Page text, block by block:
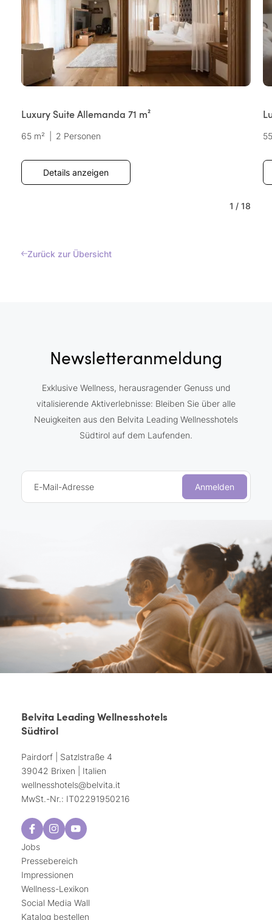
Luxury Suite Allemanda 71 m²
65 m² 2 Personen
Details anzeigen
1 / 18
Zurück zur Übersicht
Newsletteranmeldung
Exklusive Wellness, herausragender Genuss und
vitalisierende Aktiverlebnisse: Bleiben Sie über alle
Neuigkeiten aus den Belvita Leading Wellnesshotels
Südtirol auf dem Laufenden.
E-Mail-Adresse Anmelden
Belvita Leading Wellnesshotels
Südtirol
Pairdorf | Satzlstraße 4
39042 Brixen | Italien
wellnesshotels@belvita.it
MwSt.-Nr.: IT02291950216
Jobs
Pressebereich
Impressionen
Wellness-Lexikon
Social Media Wall
Katalog bestellen